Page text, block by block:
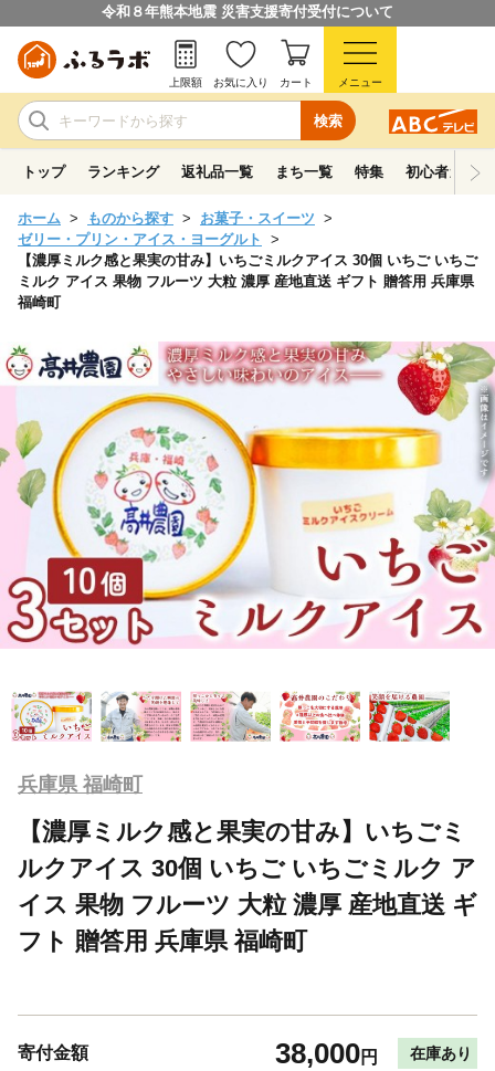
令和８年熊本地震 災害支援寄付受付について
検索
上限額 お気に入り カート メニュー
トップ ランキング 返礼品一覧 まち一覧 特集 初心者ガイド
ホーム ものから探す
お菓子・スイーツ
ゼリー・プリン・アイス・ヨーグルト
【濃厚ミルク感と果実の甘み】いちごミルクアイス 30個 いちご いちご
ミルク アイス 果物 フルーツ 大粒 濃厚 産地直送 ギフト 贈答用 兵庫県
福崎町
兵庫県 福崎町
【濃厚ミルク感と果実の甘み】いちごミ
ルクアイス 30個 いちご いちごミルク ア
イス 果物 フルーツ 大粒 濃厚 産地直送 ギ
フト 贈答用 兵庫県 福崎町
寄付金額 38,000円 在庫あり